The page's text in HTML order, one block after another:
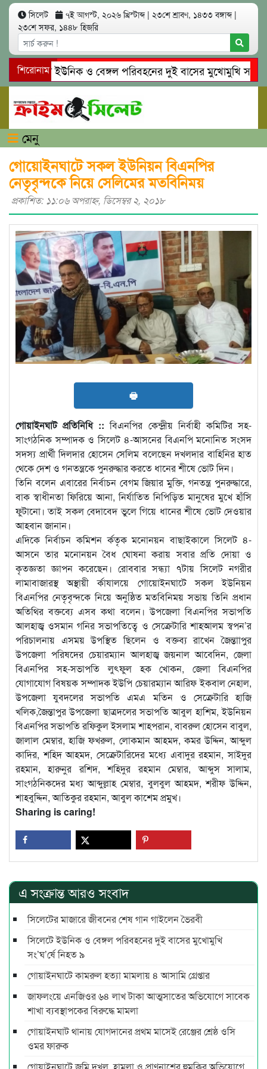
সিলেট ৭ই আগস্ট, ২০২৬ খ্রিস্টাব্দ | ২৩শে শ্রাবণ, ১৪৩৩ বঙ্গাব্দ |
২৩শে সফর, ১৪৪৮ হিজরি
শিরোনাম
সিলেটে ইউনিক ও বেঙ্গল পরিবহনের দুই বাসের মুখোমুখি
গোয়াইনঘাটে প্রেমের ফাঁদে তরুণী পাচার: মাদকাসক্ত রিমালকে
মেনু
গোয়োইনঘাটে সকল ইউনিয়ন বিএনপির
নেতৃবৃন্দকে নিয়ে সেলিমের মতবিনিময়
প্রকাশিত: ১১:০৬ অপরাহ্ণ, ডিসেম্বর ২, ২০১৮
🖶
গোয়াইনঘাট প্রতিনিধি ::বিএনপির কেন্দ্রীয় নির্বাহী কমিটির সহ-
সাংগঠনিক সম্পাদক ও সিলেট ৪-আসনের বিএনপি মনোনিত সংসদ
সদস্য প্রার্থী দিলদার হোসেন সেলিম বলেছেন দখলদার বাহিনির হাত
থেকে দেশ ও গনতন্ত্রকে পুনরুদ্ধার করতে ধানের শীষে ভোট দিন।
তিনি বলেন এবারের নির্বাচন বেগম জিয়ার মুক্তি, গনতন্ত্র পুনরুদ্ধারে,
বাক স্বাধীনতা ফিরিয়ে আনা, নির্যাতিত নিপিড়িত মানুষের মুখে হাঁসি
ফুটানো। তাই সকল বেদাবেদ ভুলে গিয়ে ধানের শীষে ভোট দেওয়ার
আহবান জানান।
এদিকে নির্বাচন কমিশন র্কতৃক মনোনয়ন বাছাইকালে সিলেট ৪-
আসনে তার মনোনয়ন বৈধ ঘোষনা করায় সবার প্রতি দোয়া ও
কৃতজ্ঞতা জ্ঞাপন করেছেন। রোববার সন্ধ্যা ৭টায় সিলেট নগরীর
লামাবাজারস্থ অস্থায়ী র্কাযালয়ে গোয়োইনঘাটে সকল ইউনিয়ন
বিএনপির নেতৃবৃন্দকে নিয়ে অনুষ্ঠিত মতবিনিময় সভায় তিনি প্রধান
অতিথির বক্তব্যে এসব কথা বলেন। উপজেলা বিএনপির সভাপতি
আলহাজ্ব ওসমান গনির সভাপতিত্বে ও সেক্রেটারি শাহআলম স্বপন’র
পরিচালনায় এসময় উপস্থিত ছিলেন ও বক্তব্য রাখেন জৈন্তাাপুর
উপজেলা পরিষদের চেয়ারম্যান আলহাজ্ব জয়নাল আবেদিন, জেলা
বিএনপির সহ-সভাপতি লুৎফুল হক খোকন, জেলা বিএনপির
যোগাযোগ বিষয়ক সম্পাদক ইউপি চেয়ারম্যান আরিফ ইকবাল নেহাল,
উপজেলা যুবদলের সভাপতি এমএ মতিন ও সেক্রেটারি হাজি
খলিক,জৈন্তাপুর উপজেলা ছাত্রদলের সভাপতি আবুল হাশিম, ইউনিয়ন
বিএনপির সভাপতি রফিকুল ইসলাম শাহপরান, বাবরুল হোসেন বাবুল,
জালাল মেম্বার, হাজি ফখরুল, লোকমান আহমদ, কমর উদ্দিন, আব্দুল
কাদির, শহিদ আহমদ, সেক্রেটারিদের মধ্যে এবাদুর রহমান, সাইদুর
রহমান, হারুনুর রশিদ, শহিদুর রহমান মেম্বার, আব্দুস সালাম,
সাংগঠনিকদের মধ্য আব্দুল্লাহ মেম্বার, বুলবুল আহমদ, শরীফ উদ্দিন,
শাহবুদ্দিন, আতিকুর রহমান, আবুল কাশেম প্রমুখ।
Sharing is caring!
এ সংক্রান্ত আরও সংবাদ
সিলেটের মাজারে জীবনের শেষ গান গাইলেন ভৈরবী
সিলেটে ইউনিক ও বেঙ্গল পরিবহনের দুই বাসের মুখোমুখি
সং’ঘ’র্ষে নিহত ৯
গোয়াইনঘাটে কামরুল হত্যা মামলায় ৪ আসামি গ্রেপ্তার
জাফলংয়ে এনজিওর ৬৪ লাখ টাকা আত্মসাতের অভিযোগে সাবেক
শাখা ব্যবস্থাপকের বিরুদ্ধে মামলা
গোয়াইনঘাট থানায় যোগদানের প্রথম মাসেই রেঞ্জের শ্রেষ্ঠ ওসি
ওমর ফারুক